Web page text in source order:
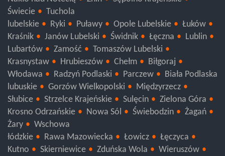
Świecie
Tuchola
lubelskie
Ryki Puławy Opole Lubelskie
Łuków
Kraśnik
Janów Lubelski Świdnik Łęczna
Lublin
Lubartów
Zamość
Tomaszów Lubelski
Krasnystaw
Hrubieszów Chełm
Biłgoraj
Włodawa
Radzyń Podlaski Parczew
Biała Podlaska
lubuskie
Gorzów Wielkopolski
Międzyrzecz
Słubice
Strzelce Krajeńskie Sulęcin
Zielona Góra
Krosno Odrzańskie
Nowa Sól Świebodzin
Żagań
Żary
Wschowa
łódzkie
Rawa Mazowiecka Łowicz
Łęczyca
Kutno
Skierniewice Zduńska Wola
Wieruszów